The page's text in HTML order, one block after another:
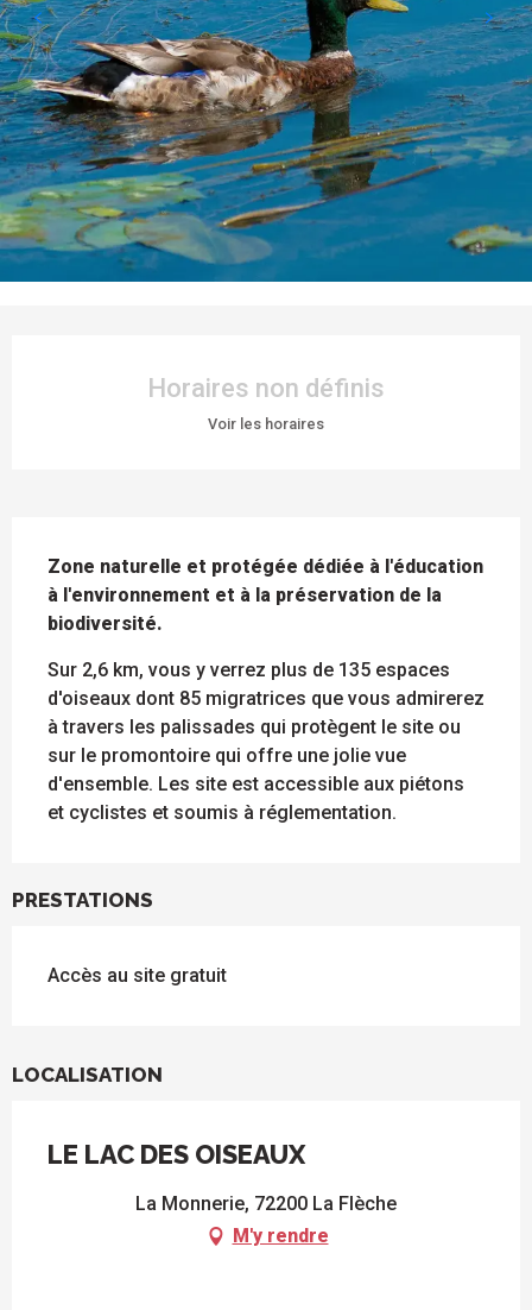
Horaires non définis
Voir les horaires
Zone naturelle et protégée dédiée à l'éducation
à l'environnement et à la préservation de la
biodiversité.
Sur 2,6 km, vous y verrez plus de 135 espaces
d'oiseaux dont 85 migratrices que vous admirerez
à travers les palissades qui protègent le site ou
sur le promontoire qui offre une jolie vue
d'ensemble. Les site est accessible aux piétons
et cyclistes et soumis à réglementation.
PRESTATIONS
Accès au site gratuit
LOCALISATION
LE LAC DES OISEAUX
La Monnerie, 72200 La Flèche
M'y rendre